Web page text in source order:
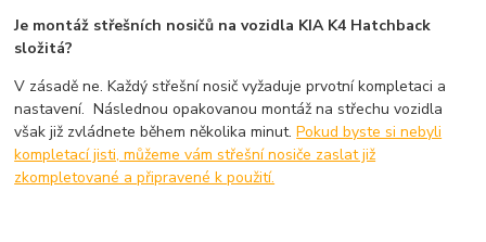
Je montáž střešních nosičů na vozidla KIA K4 Hatchback
složitá?
V zásadě ne. Každý střešní nosič vyžaduje prvotní kompletaci a
nastavení. Následnou opakovanou montáž na střechu vozidla
však již zvládnete během několika minut.Pokud byste si nebyli
kompletací jisti, můžeme vám střešní nosiče zaslat již
zkompletované a připravené k použití.